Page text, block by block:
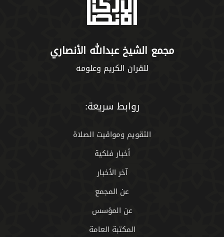
مجمع الشيخ عبدالله الأنصاري
للقران الكريم وعلومه
روابط سريعة:
التقويم ومواقيت الصلاة
أخبار فلكية
آخر الأخبار
عن المجمع
عن المؤسس
المكتبة العامة